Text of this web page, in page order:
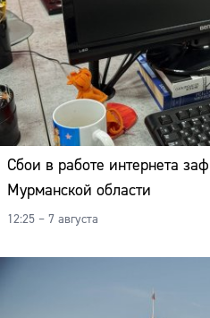
Сбои в работе интернета
Мурманской области
12:25 – 7 августа